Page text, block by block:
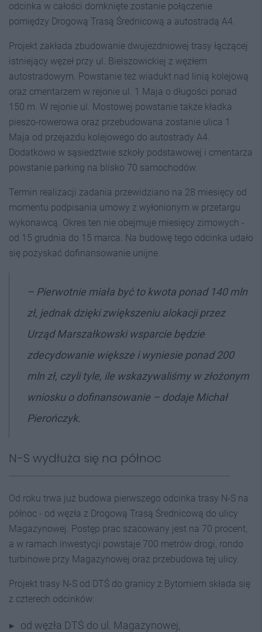
odcinka w całości domknięte zostanie połączenie
pomiędzy Drogową Trasą Średnicową a autostradą A4.
Projekt zakłada zbudowanie dwujezdniowej trasy łączącej
istniejący węzeł przy ul. Bielszowickiej z węzłem
autostradowym. Powstanie też wiadukt nad linią kolejową
oraz cmentarzem w rejonie ul. 1 Maja o długości ponad
150 m. W rejonie ul. Mostowej powstanie także kładka
pieszo-rowerowa oraz przebudowana zostanie ulica 1
Maja od przejazdu kolejowego do autostrady A4.
Dodatkowo w sąsiedztwie szkoły podstawowej i cmentarza
powstanie parking na blisko 70 samochodów.
Termin realizacji zadania przewidziano na 28 miesięcy od
momentu podpisania umowy z wyłonionym w przetargu
wykonawcą. Okres ten nie obejmuje miesięcy zimowych -
od 15 grudnia do 15 marca. Na budowę tego odcinka udało
się pozyskać dofinansowanie unijne.
– Pierwotnie miała być to kwota ponad 140 mln
zł, jednak dzięki zwiększeniu alokacji przez
Urząd Marszałkowski wsparcie będzie
zdecydowanie większe i wyniesie ponad 200
mln zł, czyli tyle, ile wskazywaliśmy w złożonym
wniosku o dofinansowanie – dodaje Michał
Pierończyk.
N-S wydłuża się na północ
Od roku trwa już budowa pierwszego odcinka trasy N-S na
północ - od węzła z Drogową Trasą Średnicową do ulicy
Magazynowej. Postęp prac szacowany jest na 70 procent,
a w ramach inwestycji powstaje 700 metrów drogi, rondo
turbinowe przy Magazynowej oraz przebudowa tej ulicy.
Projekt trasy N-S od DTŚ do granicy z Bytomiem składa się
z czterech odcinków:
od węzła DTŚ do ul. Magazynowej,